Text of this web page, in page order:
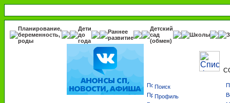
Планирование,
беременность,
роды
Дети
до
года
Раннее
развитие
Детский
сад
(обмен)
Школы
Поиск
Профиль